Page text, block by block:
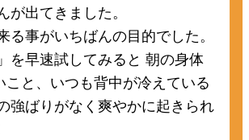
が出てきました。
る事がいちばんの目的でした。
」を早速試してみると 朝の身体
こと、いつも背中が冷えている
強ばりがなく爽やかに起きられ